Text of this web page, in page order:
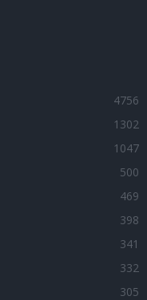
4756
1302
1047
500
469
398
341
332
305